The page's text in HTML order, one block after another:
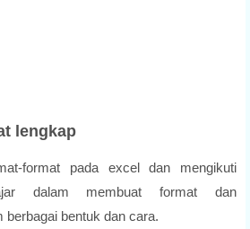
lengkap
format pada excel dan mengikuti
dalam membuat format dan
berbagai bentuk dan cara.